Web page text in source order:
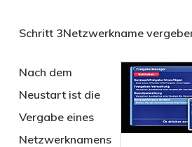
Schritt 3Netzwerkname
Nach dem
Neustart ist die
Vergabe eines
Netzwerknamens